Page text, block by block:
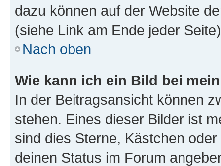
dazu können auf der Website
(siehe Link am Ende jeder
Nach oben
Wie kann ich ein Bild bei
In der Beitragsansicht können
stehen. Eines dieser Bilder ist
sind dies Sterne, Kästchen
deinen Status im Forum